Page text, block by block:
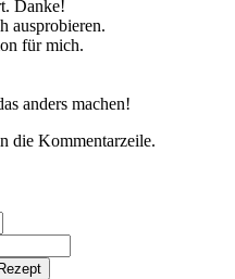
Danke!
ausprobieren.
für mich.
anders machen!
die Kommentarzeile.